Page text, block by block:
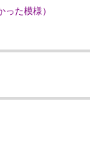
った模様）